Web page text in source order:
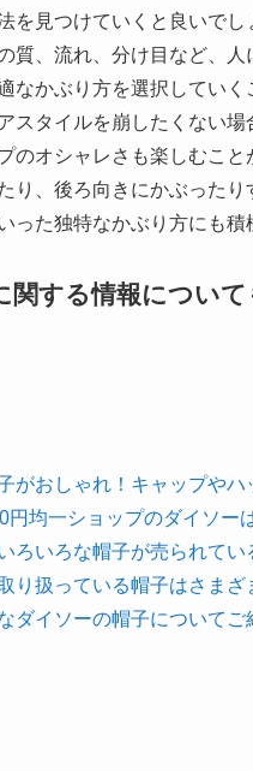
を見つけていくと良いでし
質、流れ、分け目など、
なかぶり方を選択していく
スタイルを崩したくない
のオシャレさも楽しむこと
り、後ろ向きにかぶった
った独特なかぶり方にも
関する情報につい
がおしゃれ！キャップや
円均一ショップのダイソー
ろいろな帽子が売られてい
り扱っている帽子はさまざ
ダイソーの帽子についてご